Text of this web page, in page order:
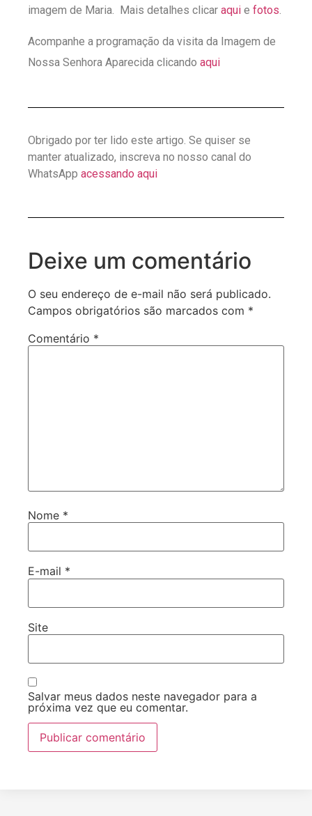
imagem de Maria. Mais detalhes clicar aqui e fotos.
Acompanhe a programação da visita da Imagem de
Nossa Senhora Aparecida clicando aqui
Obrigado por ter lido este artigo. Se quiser se
manter atualizado, inscreva no nosso canal do
WhatsApp acessando aqui
Deixe um comentário
O seu endereço de e-mail não será publicado.
Campos obrigatórios são marcados com *
Comentário *
Nome *
E-mail *
Site
Salvar meus dados neste navegador para a
próxima vez que eu comentar.